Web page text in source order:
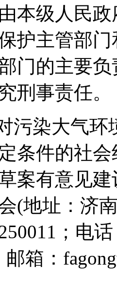
本级人民
护主管部
门的主要
刑事责任。
污染大气环
条件的社
案有意见
(地址：济
；电
邮箱：